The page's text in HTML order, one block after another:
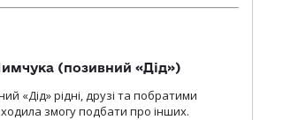
(позивний «Дід»)
«Дід» рідні, друзі та побратими
змогу подбати про інших.